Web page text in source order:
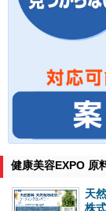
健康美容EXPO 原
天
株